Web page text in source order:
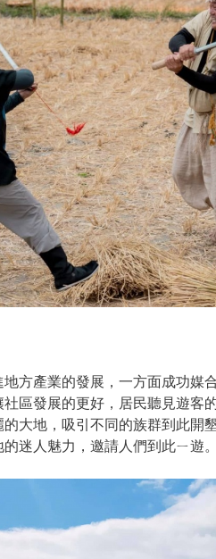
方產業的發展，一方面成功媒
區發展的更好，居民聽見遊客
大地，吸引不同的族群到此開
迷人魅力，邀請人們到此ㄧ遊。